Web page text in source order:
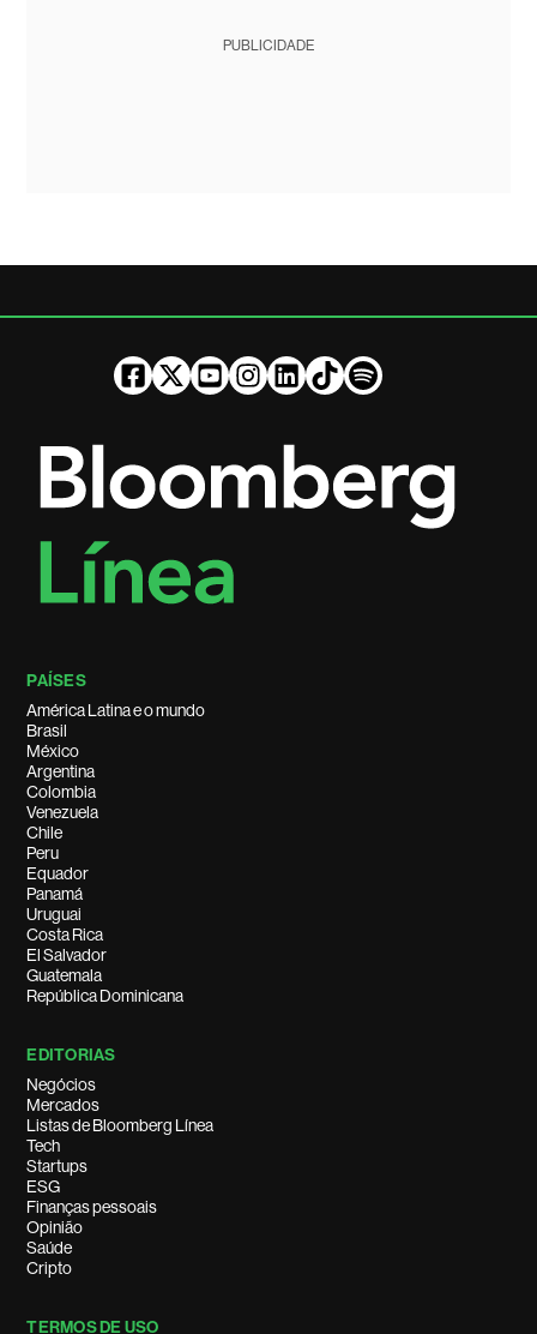
PUBLICIDADE
PAÍSES
América Latina e o mundo
Brasil
México
Argentina
Colombia
Venezuela
Chile
Peru
Equador
Panamá
Uruguai
Costa Rica
El Salvador
Guatemala
República Dominicana
EDITORIAS
Negócios
Mercados
Listas de Bloomberg Línea
Tech
Startups
ESG
Finanças pessoais
Opinião
Saúde
Cripto
TERMOS DE USO